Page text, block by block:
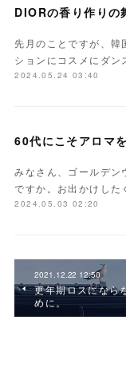
DIORの香り作りの
先月のことですが、韓
ションにコスメにダ
2024.05.24 03:40
60代にこそアロマを
みなさん、ゴールデン
ですか。お出かけし
2024.05.03 02:20
2021.12.22 12:50
更年期ロスになら
めに。